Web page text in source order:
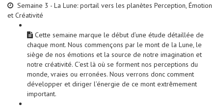
Semaine 3 - La Lune: portail vers les planètes Perception, Émotion
et Créativité
Cette semaine marque le début d’une étude détaillée de
chaque mont. Nous commençons par le mont de la Lune, le
siège de nos émotions et la source de notre imagination et
notre créativité. C’est là où se forment nos perceptions du
monde, vraies ou erronées. Nous verrons donc comment
développer et diriger l’énergie de ce mont extrêmement
important.